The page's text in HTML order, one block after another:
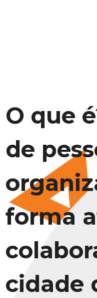
O que
de
forma
cidade